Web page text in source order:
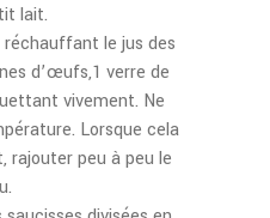
lait.
le jus des
d’œufs,1 verre de
vivement. Ne
Lorsque cela
rajouter peu à peu le